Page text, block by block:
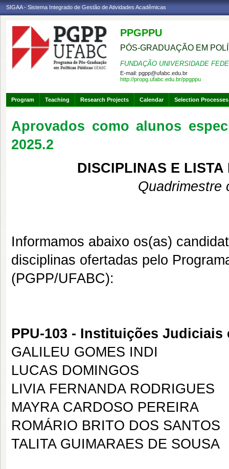
SIGAA - Sistema Integrado de Gestão de Atividades Acadêmicas
PPGPPU
PÓS-GRADUAÇÃO EM
FUNDAÇÃO UNIVERSIDADE
E-mail: pgpp@ufabc.edu.br
http://propg.ufabc.edu.br/ppgppu
Program Teaching Research Projects Calendar Selection Processes
Aprovados como alunos
2025.2
DISCIPLINAS E LISTA
Quadrimestre
Informamos abaixo os(as)
disciplinas ofertadas pelo
(PGPP/UFABC):
PPU-103 - Instituições
GALILEU GOMES INDI
LUCAS DOMINGOS
LIVIA FERNANDA RODRIGUES
MAYRA CARDOSO PEREIRA
ROMÁRIO BRITO DOS SANTOS
TALITA GUIMARAES DE SOUSA